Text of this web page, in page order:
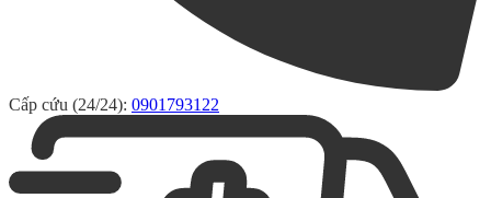
Cấp cứu (24/24): 0901793122